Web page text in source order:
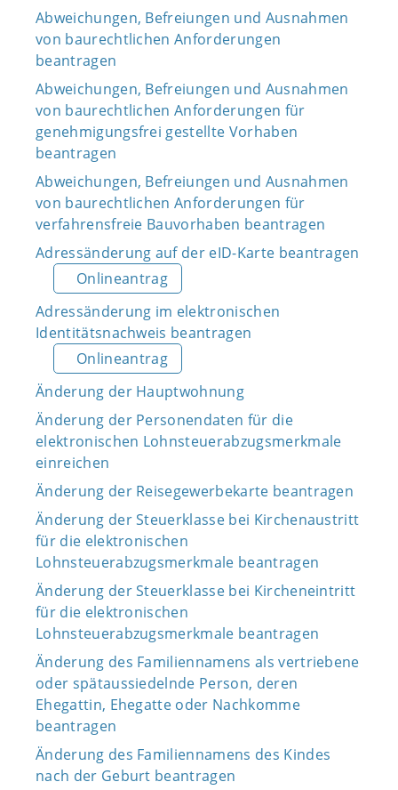
Abweichungen, Befreiungen und Ausnahmen
von baurechtlichen Anforderungen
beantragen
Abweichungen, Befreiungen und Ausnahmen
von baurechtlichen Anforderungen für
genehmigungsfrei gestellte Vorhaben
beantragen
Abweichungen, Befreiungen und Ausnahmen
von baurechtlichen Anforderungen für
verfahrensfreie Bauvorhaben beantragen
Adressänderung auf der eID-Karte beantragen
Onlineantrag
Adressänderung im elektronischen
Identitätsnachweis beantragen
Onlineantrag
Änderung der Hauptwohnung
Änderung der Personendaten für die
elektronischen Lohnsteuerabzugsmerkmale
einreichen
Änderung der Reisegewerbekarte beantragen
Änderung der Steuerklasse bei Kirchenaustritt
für die elektronischen
Lohnsteuerabzugsmerkmale beantragen
Änderung der Steuerklasse bei Kircheneintritt
für die elektronischen
Lohnsteuerabzugsmerkmale beantragen
Änderung des Familiennamens als vertriebene
oder spätaussiedelnde Person, deren
Ehegattin, Ehegatte oder Nachkomme
beantragen
Änderung des Familiennamens des Kindes
nach der Geburt beantragen